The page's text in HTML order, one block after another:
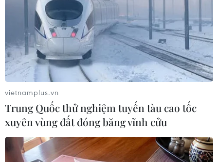
Cầu thủ sinh năm 1997 một lần nữa khẳng định giá trị và đẳng
cấp đạt tầm châu lục của mình trước đối thủ có trình độ vượt
trội hơn nhiều. (Ảnh: PV/Vietnam+)
vietnamplus.vn
Trung Quốc thử nghiệm tuyến tàu cao tốc
xuyên vùng đất đóng băng vĩnh cửu